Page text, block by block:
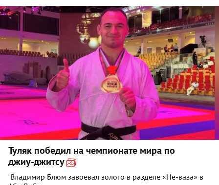
Туляк победил на чемпионате мира по
джиу‑джитсу
Владимир Блюм завоевал золото в разделе «Не-ваза» в